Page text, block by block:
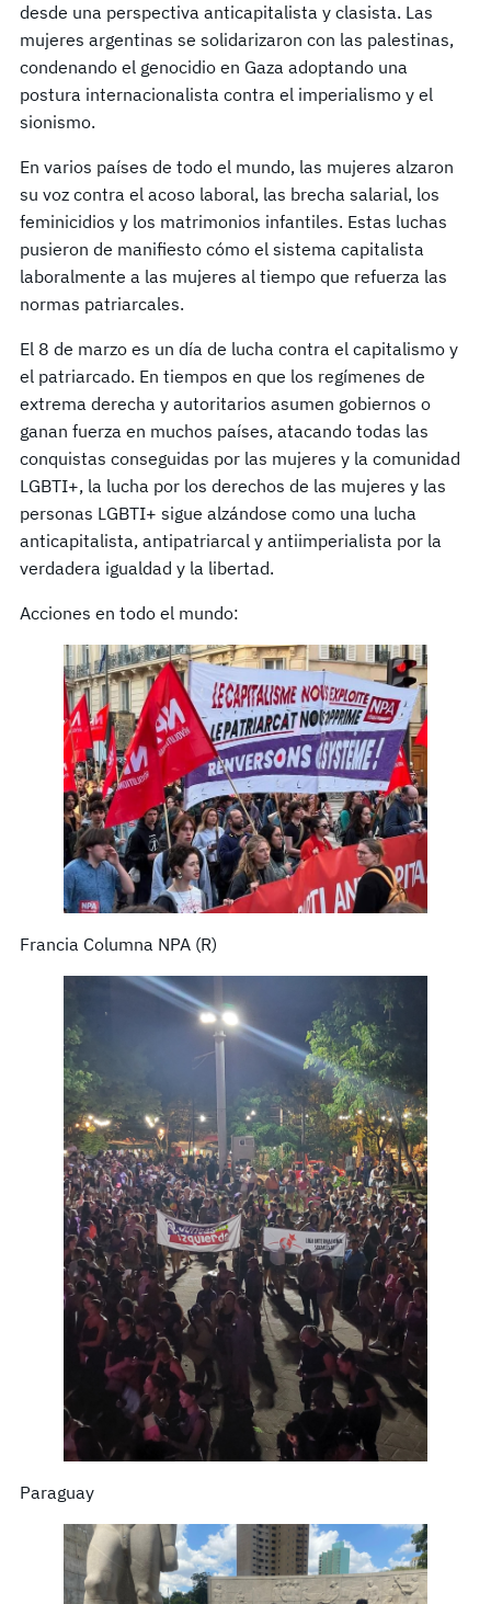
desde una perspectiva anticapitalista y clasista. Las
mujeres argentinas se solidarizaron con las palestinas,
condenando el genocidio en Gaza adoptando una
postura internacionalista contra el imperialismo y el
sionismo.
En varios países de todo el mundo, las mujeres alzaron
su voz contra el acoso laboral, las brecha salarial, los
feminicidios y los matrimonios infantiles. Estas luchas
pusieron de manifiesto cómo el sistema capitalista
laboralmente a las mujeres al tiempo que refuerza las
normas patriarcales.
El 8 de marzo es un día de lucha contra el capitalismo y
el patriarcado. En tiempos en que los regímenes de
extrema derecha y autoritarios asumen gobiernos o
ganan fuerza en muchos países, atacando todas las
conquistas conseguidas por las mujeres y la comunidad
LGBTI+, la lucha por los derechos de las mujeres y las
personas LGBTI+ sigue alzándose como una lucha
anticapitalista, antipatriarcal y antiimperialista por la
verdadera igualdad y la libertad.
Acciones en todo el mundo:
Francia Columna NPA (R)
Paraguay